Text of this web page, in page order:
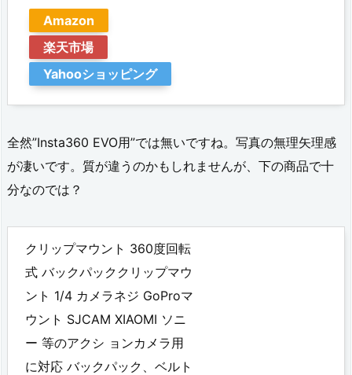
定
ブ
ラ
ケ
ト
ア
ク
セ
サ
リ
ー
2.
6.
Amazon
楽天市場
Yahooショッピング
全然”Insta360 EVO用”では無いですね。写真の無理矢理感
が凄いです。質が違うのかもしれませんが、下の商品で十
分なのでは？
クリップマウント 360度回転
式 バックパッククリップマウ
ント 1/4 カメラネジ GoProマ
ウント SJCAM XIAOMI ソニ
ー 等のアクシ ョンカメラ用
に対応 バックパック、ベルト